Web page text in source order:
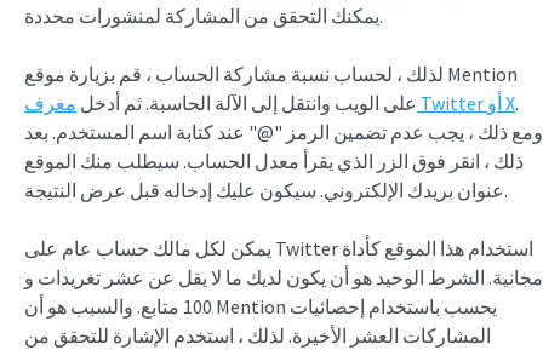
يمكنك التحقق من المشاركة لمنشورات محددة.
لذلك ، لحساب نسبة مشاركة الحساب ، قم بزيارة موقع Mention
على الويب وانتقل إلى الآلة الحاسبة. ثم أدخل
معرف Twitter أو X.
ومع ذلك ، يجب عدم تضمين الرمز "@" عند كتابة اسم المستخدم. بعد
ذلك ، انقر فوق الزر الذي يقرأ معدل الحساب. سيطلب منك الموقع
عنوان بريدك الإلكتروني. سيكون عليك إدخاله قبل عرض النتيجة.
يمكن لكل مالك حساب عام على Twitter استخدام هذا الموقع كأداة
مجانية. الشرط الوحيد هو أن يكون لديك ما لا يقل عن عشر تغريدات و
100 متابع. والسبب هو أن Mention يحسب باستخدام إحصائيات
المشاركات العشر الأخيرة. لذلك ، استخدم الإشارة للتحقق من